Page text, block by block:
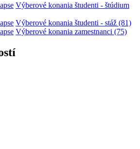
Výberové konania študenti - štúdium
Výberové konania študenti - stáž (81)
Výberové konania zamestnanci (75)